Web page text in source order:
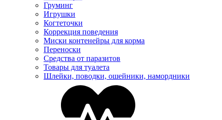
Груминг
Игрушки
Когтеточки
Коррекция поведения
Миски контенейры для корма
Переноски
Средства от паразитов
Товары для туалета
Шлейки, поводки, ошейники, намордники